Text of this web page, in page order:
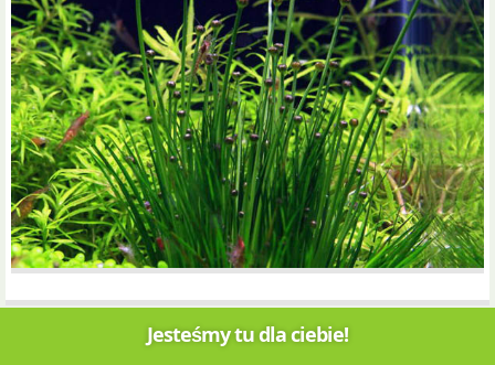
Jesteśmy tu dla ciebie!